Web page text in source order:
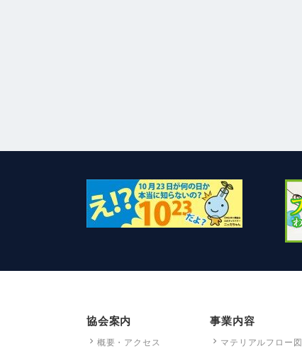
協会案内
概要・アクセス
事業内容
マテリアルフロー図